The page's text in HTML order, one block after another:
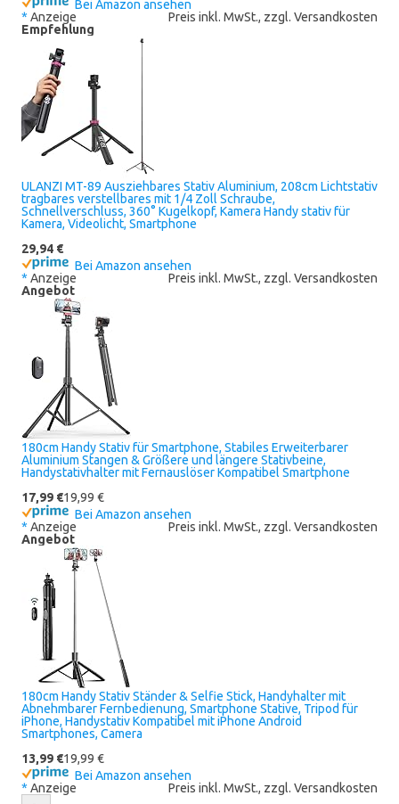
Bei Amazon ansehen
* Anzeige
Preis inkl. MwSt., zzgl. Versandkosten
Empfehlung
ULANZI MT-89 Ausziehbares Stativ Aluminium, 208cm Lichtstativ
tragbares verstellbares mit 1/4 Zoll Schraube,
Schnellverschluss, 360° Kugelkopf, Kamera Handy stativ für
Kamera, Videolicht, Smartphone
29,94 €
Bei Amazon ansehen
* Anzeige
Preis inkl. MwSt., zzgl. Versandkosten
Angebot
180cm Handy Stativ für Smartphone, Stabiles Erweiterbarer
Aluminium Stangen & Größere und längere Stativbeine,
Handystativhalter mit Fernauslöser Kompatibel Smartphone
17,99 €19,99 €
Bei Amazon ansehen
* Anzeige
Preis inkl. MwSt., zzgl. Versandkosten
Angebot
180cm Handy Stativ Ständer & Selfie Stick, Handyhalter mit
Abnehmbarer Fernbedienung, Smartphone Stative, Tripod für
iPhone, Handystativ Kompatibel mit iPhone Android
Smartphones, Camera
13,99 €19,99 €
Bei Amazon ansehen
* Anzeige Preis inkl. MwSt., zzgl. Versandkosten